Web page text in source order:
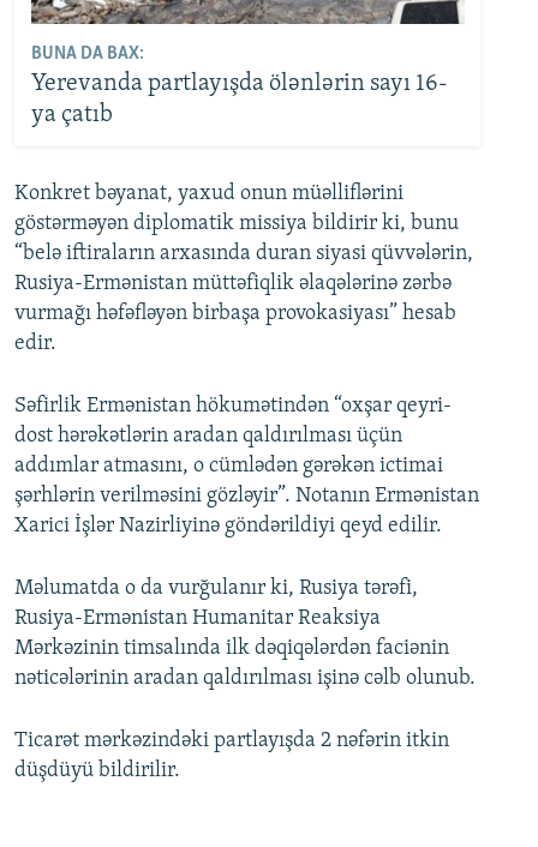
BUNA DA BAX:
Yerevanda partlayışda ölənlərin sayı 16-
ya çatıb
Konkret bəyanat, yaxud onun müəlliflərini
göstərməyən diplomatik missiya bildirir ki, bunu
“belə iftiraların arxasında duran siyasi qüvvələrin,
Rusiya-Ermənistan müttəfiqlik əlaqələrinə zərbə
vurmağı həfəfləyən birbaşa provokasiyası” hesab
edir.
Səfirlik Ermənistan hökumətindən “oxşar qeyri-
dost hərəkətlərin aradan qaldırılması üçün
addımlar atmasını, o cümlədən gərəkən ictimai
şərhlərin verilməsini gözləyir”. Notanın Ermənistan
Xarici İşlər Nazirliyinə göndərildiyi qeyd edilir.
Məlumatda o da vurğulanır ki, Rusiya tərəfi,
Rusiya-Ermənistan Humanitar Reaksiya
Mərkəzinin timsalında ilk dəqiqələrdən faciənin
nəticələrinin aradan qaldırılması işinə cəlb olunub.
Ticarət mərkəzindəki partlayışda 2 nəfərin itkin
düşdüyü bildirilir.